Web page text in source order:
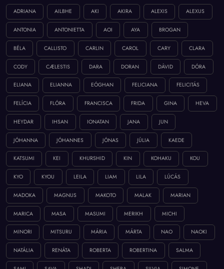
ADRIANA AILBHE AKI AKIRA ALEXIS ALEXUS
ANTONIA ANTONIETTA AOI AYA BROGAN
BÉLA CALLISTO CARLIN CAROL CARY CLARA
CODY CÆLESTIS DARA DORAN DÁVID DÓRA
ELIANA ELIANNA EÓGHAN FELICIANA FELICITÁS
FELÍCIA FLÓRA FRANCISCA FRIDA GINA HEVA
HEYDAR IHSAN IONATAN JANA JUN
JÓHANNA JÓHANNES JÓNAS JÚLIA KAEDE
KATSUMI KEI KHURSHID KIN KOHAKU KOU
KYO KYOU LEILA LIAM LILA LÚCÁS
MADOKA MAGNUS MAKOTO MALAK MARIAN
MARICA MASA MASUMI MERIKH MICHI
MINORI MITSURU MÁRIA MÁRTA NAO NAOKI
NATÁLIA RENÁTA ROBERTA ROBERTINA SALMA